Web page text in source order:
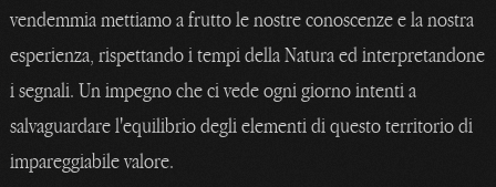
vendemmia mettiamo a frutto le nostre conoscenze e la nostra
esperienza, rispettando i tempi della Natura ed interpretandone
i segnali. Un impegno che ci vede ogni giorno intenti a
salvaguardare l'equilibrio degli elementi di questo territorio di
impareggiabile valore.